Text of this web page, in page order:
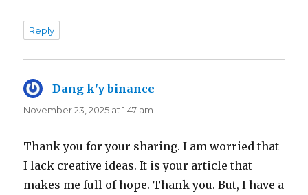
Reply
Dang k'y binance
November 23, 2025 at 1:47 am
Thank you for your sharing. I am worried that
I lack creative ideas. It is your article that
makes me full of hope. Thank you. But, I have a